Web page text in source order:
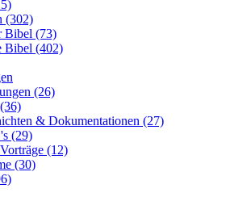
(302)
Bibel (73)
Bibel (402)
(26)
& Dokumentationen (27)
(29)
(12)
(30)